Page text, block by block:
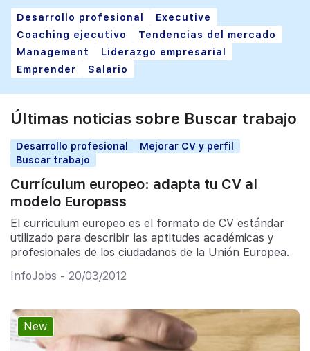
Desarrollo profesional
Executive
Coaching ejecutivo
Tendencias del mercado
Management
Liderazgo empresarial
Emprender
Salario
Últimas noticias sobre Buscar trabajo
Desarrollo profesional
Mejorar CV y perfil
Buscar trabajo
Currículum europeo: adapta tu CV al
modelo Europass
El curriculum europeo es el formato de CV estándar
utilizado para describir las aptitudes académicas y
profesionales de los ciudadanos de la Unión Europea.
InfoJobs - 20/03/2012
New